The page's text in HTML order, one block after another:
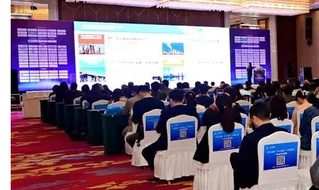
烘箱干燥系列
管束干燥系列
干燥配套装置